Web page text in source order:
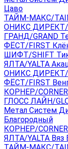
Цаво
ТАЙМ-МАКС/
ОНИКС ДИРЕКТ/
ГРАНД/GRAND
ФЁСТ/FIRST
ШИФТ/SHIFT
ЯЛТА/YALTA
ОНИКС ДИРЕКТ/
ФЁСТ/FIRST
КОРНЕР/
ГЛОСС ЛАЙН/
Метал Систем
Благородный
КОРНЕР/
ЯЛТА/YALTA Вяз